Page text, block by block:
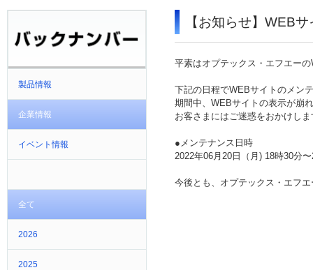
製品情報
企業情報
イベント情報
全て
2026
2025
【お知らせ】WEB
平素はオプテックス・エフエー
下記の日程でWEBサイトのメン
期間中、 WEBサイトの表示が崩
お客さまにはご迷惑をおかけし
●メンテナンス日時
2022年06月20日（月) 18時30分
今後とも、オプテックス・エフ